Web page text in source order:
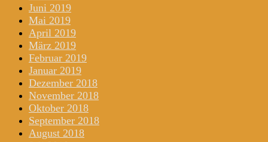
Juni 2019
Mai 2019
April 2019
März 2019
Februar 2019
Januar 2019
Dezember 2018
November 2018
Oktober 2018
September 2018
August 2018